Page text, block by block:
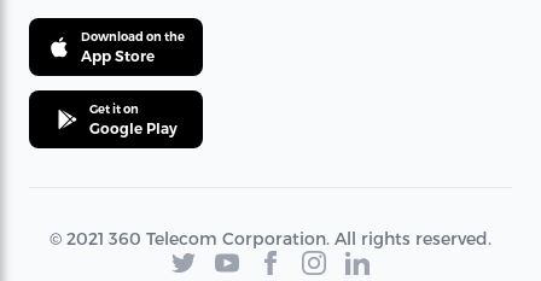
Download on the
App Store
Get it on
Google Play
© 2021 360 Telecom Corporation. All rights reserved.